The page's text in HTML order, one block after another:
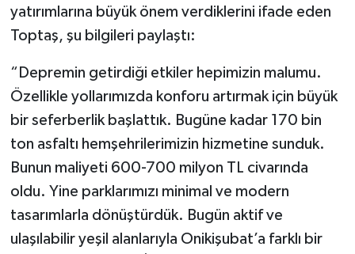
yatırımlarına büyük önem verdiklerini ifade eden
Toptaş, şu bilgileri paylaştı:
“Depremin getirdiği etkiler hepimizin malumu.
Özellikle yollarımızda konforu artırmak için büyük
bir seferberlik başlattık. Bugüne kadar 170 bin
ton asfaltı hemşehrilerimizin hizmetine sunduk.
Bunun maliyeti 600-700 milyon TL civarında
oldu. Yine parklarımızı minimal ve modern
tasarımlarla dönüştürdük. Bugün aktif ve
ulaşılabilir yeşil alanlarıyla Onikişubat’a farklı bir